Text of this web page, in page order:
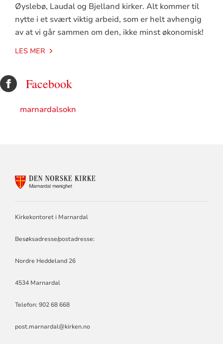
Øyslebø, Laudal og Bjelland kirker. Alt kommer til
nytte i et svært viktig arbeid, som er helt avhengig
av at vi går sammen om den, ikke minst økonomisk!
LES MER
Facebook
marnardalsokn
Kirkekontoret i Marnardal
Besøksadresse/postadresse:
Nordre Heddeland 26
4534 Marnardal
Telefon: 902 68 668
post.marnardal@kirken.no